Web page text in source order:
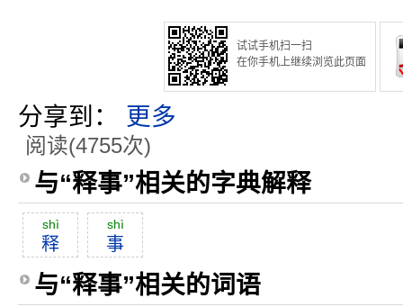
试试手机扫一扫
在你手机上继续浏览此页面
分享到： 更多
阅读(4755次)
与“释事”相关的字典解释
shì
释
shì
事
与“释事”相关的词语